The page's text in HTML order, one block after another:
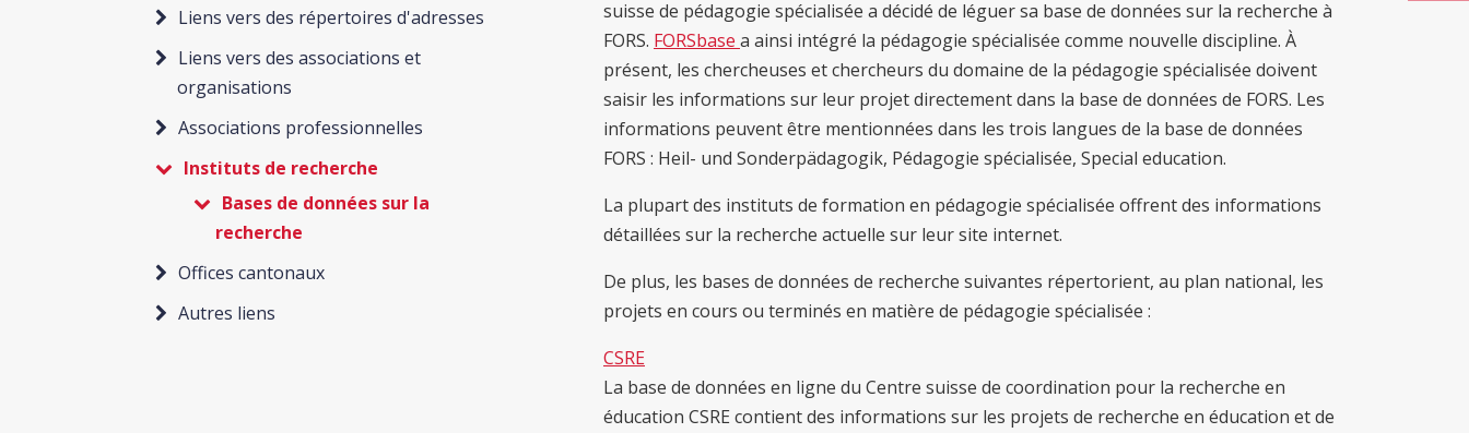
Liens vers des répertoires d'adresses
Liens vers des associations et
organisations
Associations professionnelles
Instituts de recherche
Bases de données sur la
recherche
Offices cantonaux
Autres liens
suisse de pédagogie spécialisée a décidé de léguer sa base de données sur la recherche à
FORS. FORSbase a ainsi intégré la pédagogie spécialisée comme nouvelle discipline. À
présent, les chercheuses et chercheurs du domaine de la pédagogie spécialisée doivent
saisir les informations sur leur projet directement dans la base de données de FORS. Les
informations peuvent être mentionnées dans les trois langues de la base de données
FORS : Heil- und Sonderpädagogik, Pédagogie spécialisée, Special education.
La plupart des instituts de formation en pédagogie spécialisée offrent des informations
détaillées sur la recherche actuelle sur leur site internet.
De plus, les bases de données de recherche suivantes répertorient, au plan national, les
projets en cours ou terminés en matière de pédagogie spécialisée :
CSRE
La base de données en ligne du Centre suisse de coordination pour la recherche en
éducation CSRE contient des informations sur les projets de recherche en éducation et de